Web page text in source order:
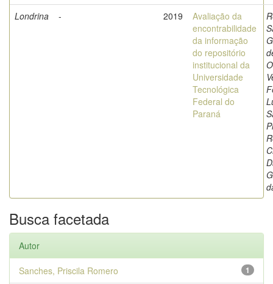
Londrina - 2019
Avaliação da
encontrabilidade
da informação
do repositório
institucional da
Universidade
Tecnológica
Federal do
Paraná
Busca facetada
Autor
1
Sanches, Priscila Romero